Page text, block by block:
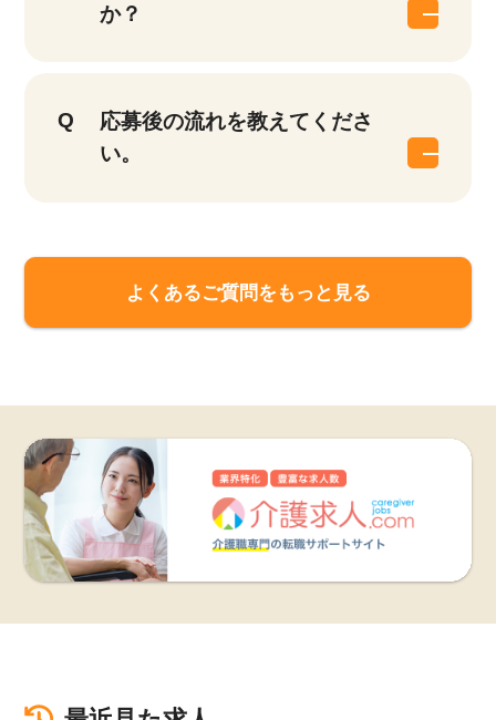
か？
応募後の流れを教えてくださ
い。
よくあるご質問をもっと見る